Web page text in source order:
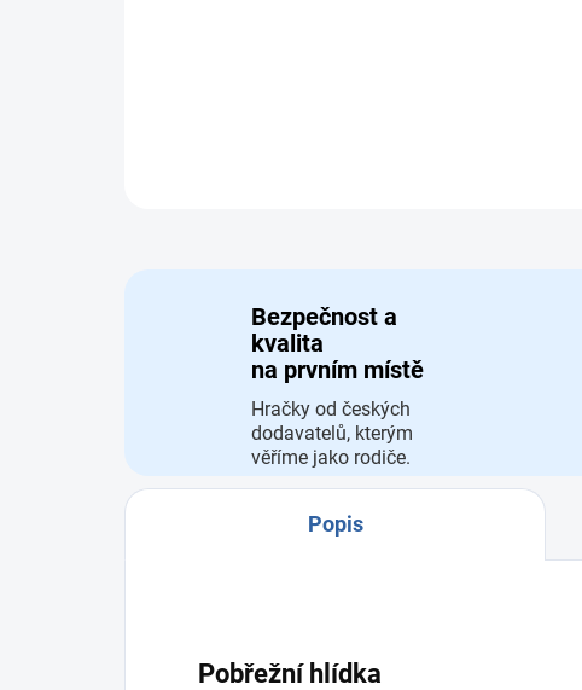
Bezpečnost a
kvalita
na prvním místě
Hračky od českých
dodavatelů, kterým
věříme jako rodiče.
Popis
Pobřežní hlídka